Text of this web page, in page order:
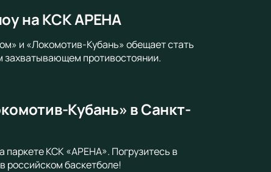
на КСК АРЕНА
и «Локомотив-Кубань» обещает стать
захватывающем противостоянии.
Кубань» в Санкт-
КСК «АРЕНА». Погрузитесь в
российском баскетболе!